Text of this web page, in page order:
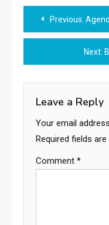
Post
navigation
Previous: Agenda
Next:
Leave a Reply
Your email
Required fields are
Comment *